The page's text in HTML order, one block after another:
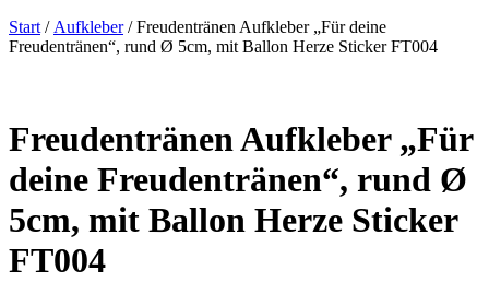
Start / Aufkleber/ Freudentränen Aufkleber „Für deine
Freudentränen“, rund Ø 5cm, mit Ballon Herze Sticker FT004
Freudentränen Aufkleber „Für
deine Freudentränen“, rund Ø
5cm, mit Ballon Herze Sticker
FT004